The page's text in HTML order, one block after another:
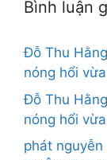
Bình luận
Đỗ Thu Hằng
nóng hổi
Đỗ Thu Hằng
nóng hổi
phát nguyễn